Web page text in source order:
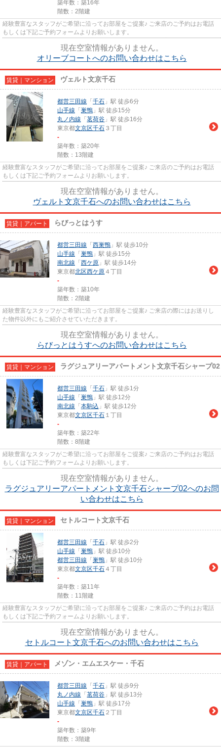
築年数：築16年
階数：2階建
経験豊富なスタッフがご希望に沿ってお部屋をご提案♪ ご来店のご予約はお電話
もしくは下記ご予約フォームよりお願いします。
現在空室情報がありません。
オリーブコートへのお問い合わせはこちら
賃貸｜マンション ヴェルト文京千石
都営三田線 「 千石 」駅 徒歩6分
山手線 「 巣鴨 」駅 徒歩15分
丸ノ内線 「 茗荷谷 」駅 徒歩16分
東京都文京区千石 ３丁目
-
築年数：築20年
階数：13階建
経験豊富なスタッフがご希望に沿ってお部屋をご提案♪ ご来店のご予約はお電話
もしくは下記ご予約フォームよりお願いします。
現在空室情報がありません。
ヴェルト文京千石へのお問い合わせはこちら
賃貸｜アパート らびっとはうす
都営三田線 「 西巣鴨 」駅 徒歩10分
山手線 「 巣鴨 」駅 徒歩15分
南北線 「 西ケ原 」駅 徒歩14分
東京都北区西ケ原 ４丁目
-
築年数：築10年
階数：2階建
経験豊富なスタッフがご希望に沿ってお部屋をご提案♪ ご来店の際にはお送りし
た物件以外にもご紹介させていただきます。
現在空室情報がありません。
らびっとはうすへのお問い合わせはこちら
賃貸｜マンション ラグジュアリーアパートメント文京千石シャープ02
都営三田線 「 千石 」駅 徒歩1分
山手線 「 巣鴨 」駅 徒歩12分
南北線 「 本駒込 」駅 徒歩12分
東京都文京区千石 １丁目
-
築年数：築22年
階数：8階建
経験豊富なスタッフがご希望に沿ってお部屋をご提案♪ ご来店のご予約はお電話
もしくは下記ご予約フォームよりお願いします。
現在空室情報がありません。
ラグジュアリーアパートメント文京千石シャープ02へのお問
い合わせはこちら
賃貸｜マンション セトルコート文京千石
都営三田線 「 千石 」駅 徒歩2分
山手線 「 巣鴨 」駅 徒歩10分
都営三田線 「 巣鴨 」駅 徒歩10分
東京都文京区千石 ４丁目
-
築年数：築11年
階数：11階建
経験豊富なスタッフがご希望に沿ってお部屋をご提案♪ ご来店のご予約はお電話
もしくは下記ご予約フォームよりお願いします。
現在空室情報がありません。
セトルコート文京千石へのお問い合わせはこちら
賃貸｜アパート メゾン・エムエスケー・千石
都営三田線 「 千石 」駅 徒歩9分
丸ノ内線 「 茗荷谷 」駅 徒歩13分
山手線 「 巣鴨 」駅 徒歩17分
東京都文京区千石 ２丁目
-
築年数：築9年
階数：3階建